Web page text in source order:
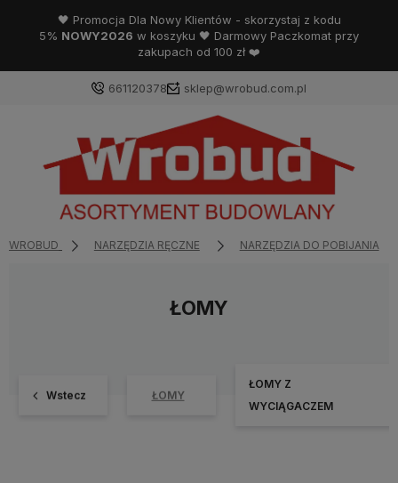
🖤 Promocja Dla Nowy Klientów - skorzystaj z kodu
5% NOWY2026 w koszyku 🖤 Darmowy Paczkomat przy
zakupach od 100 zł ❤️
661120378 sklep@wrobud.com.pl
WROBUD NARZĘDZIA RĘCZNE NARZĘDZIA DO POBIJANIA
ŁOMY
Wstecz ŁOMY
ŁOMY Z
WYCIĄGACZEM